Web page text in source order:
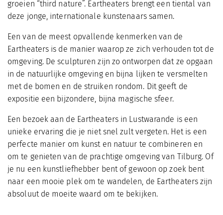
groeien “third nature”. Eartheaters brengt een tiental van
deze jonge, internationale kunstenaars samen.
Een van de meest opvallende kenmerken van de
Eartheaters is de manier waarop ze zich verhouden tot de
omgeving. De sculpturen zijn zo ontworpen dat ze opgaan
in de natuurlijke omgeving en bijna lijken te versmelten
met de bomen en de struiken rondom. Dit geeft de
expositie een bijzondere, bijna magische sfeer.
Een bezoek aan de Eartheaters in Lustwarande is een
unieke ervaring die je niet snel zult vergeten. Het is een
perfecte manier om kunst en natuur te combineren en
om te genieten van de prachtige omgeving van Tilburg. Of
je nu een kunstliefhebber bent of gewoon op zoek bent
naar een mooie plek om te wandelen, de Eartheaters zijn
absoluut de moeite waard om te bekijken.